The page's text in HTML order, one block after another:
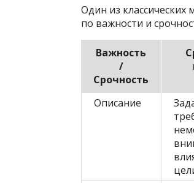
Один из классических
по важности и
Важность
/
Срочность
Описание